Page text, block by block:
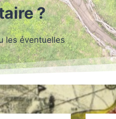
?
les éventuelles